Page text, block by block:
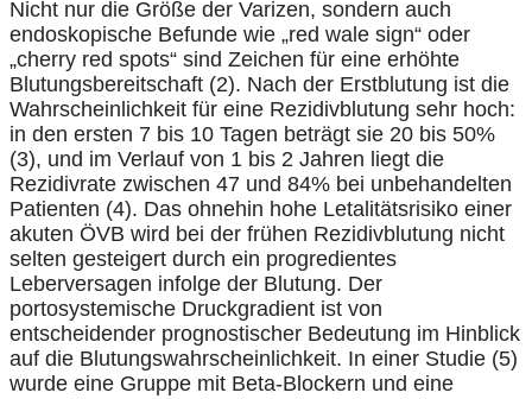
Nicht nur die Größe der Varizen, sondern auch
endoskopische Befunde wie „red wale sign“ oder
„cherry red spots“ sind Zeichen für eine erhöhte
Blutungsbereitschaft (2). Nach der Erstblutung ist die
Wahrscheinlichkeit für eine Rezidivblutung sehr hoch:
in den ersten 7 bis 10 Tagen beträgt sie 20 bis 50%
(3), und im Verlauf von 1 bis 2 Jahren liegt die
Rezidivrate zwischen 47 und 84% bei unbehandelten
Patienten (4). Das ohnehin hohe Letalitätsrisiko einer
akuten ÖVB wird bei der frühen Rezidivblutung nicht
selten gesteigert durch ein progredientes
Leberversagen infolge der Blutung. Der
portosystemische Druckgradient ist von
entscheidender prognostischer Bedeutung im Hinblick
auf die Blutungswahrscheinlichkeit. In einer Studie (5)
wurde eine Gruppe mit Beta-Blockern und eine